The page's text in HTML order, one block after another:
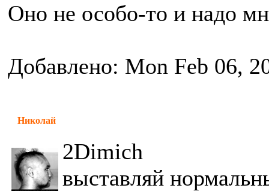
Оно не особо-то и надо
Добавлено: Mon Feb 06,
Николай
2Dimich
выставляй